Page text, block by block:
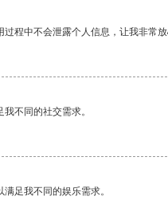
程中不会泄露个人信息，让我非常
不同的社交需求。
足我不同的娱乐需求。